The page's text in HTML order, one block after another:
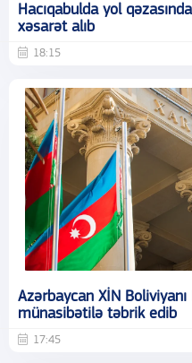
Hacıqabulda yol
xəsarət alıb
18:15
Azərbaycan XİN
münasibətilə təbrik edib
17:45